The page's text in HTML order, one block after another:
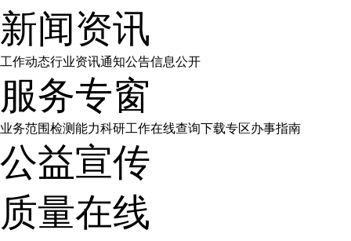
新闻资讯
工作动态行业资讯通知公告信息公开
服务专窗
业务范围检测能力科研工作在线查询下载专区办事指南
公益宣传
质量在线